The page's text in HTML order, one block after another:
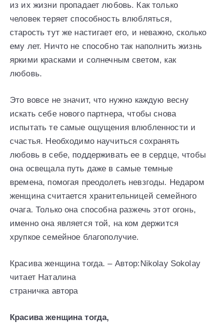
из их жизни пропадает любовь. Как только
человек теряет способность влюбляться,
старость тут же настигает его, и неважно, сколько
ему лет. Ничто не способно так наполнить жизнь
яркими красками и солнечным светом, как
любовь.
Это вовсе не значит, что нужно каждую весну
искать себе нового партнера, чтобы снова
испытать те самые ощущения влюбленности и
счастья. Необходимо научиться сохранять
любовь в себе, поддерживать ее в сердце, чтобы
она освещала путь даже в самые темные
времена, помогая преодолеть невзгоды. Недаром
женщина считается хранительницей семейного
очага. Только она способна разжечь этот огонь,
именно она является той, на ком держится
хрупкое семейное благополучие.
Красива женщина тогда. – Автор:Nikolay Sokolay
читает Наталина
страничка автора
Красива женщина тогда,